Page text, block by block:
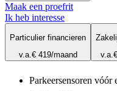
Maak een proefrit
Ik heb interesse
Particulier financieren
v.a.€ 419/maand
v.a.
Parkeersensoren vóór